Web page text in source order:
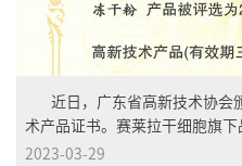
近日，广东省高新技术协会
术产品证书。赛莱拉干细胞旗
借突出的创新能力、先进的核心
2023-03-29